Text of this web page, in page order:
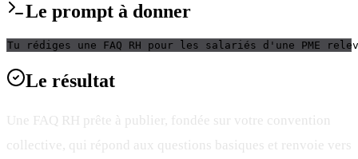
Le prompt à donner
Tu rédiges une FAQ RH pour les salariés d'une PME
Le résultat
Une FAQ RH prête à publier, fondée sur votre convention
collective, qui répond aux questions basiques et renvoie vers